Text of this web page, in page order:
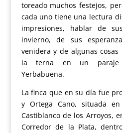
toreado muchos festejos,
cada uno tiene una lectura
impresiones, hablar de
invierno, de sus
venidera y de algunas
la terna en un paraje
Yerbabuena.
La finca que en su día fue
y Ortega Cano, situada
Castiblanco de los Arroyos,
Corredor de la Plata,